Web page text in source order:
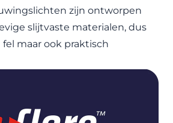
zijn ontworpen
slijtvaste materialen, dus
maar ook praktisch